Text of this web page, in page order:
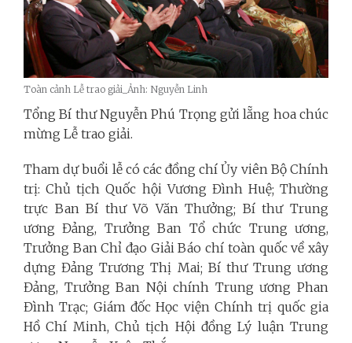
Toàn cảnh Lễ trao giải_Ảnh: Nguyễn Linh
Tổng Bí thư Nguyễn Phú Trọng gửi lẵng hoa chúc
mừng Lễ trao giải.
Tham dự buổi lễ có các đồng chí Ủy viên Bộ Chính
trị: Chủ tịch Quốc hội Vương Đình Huệ; Thường
trực Ban Bí thư Võ Văn Thưởng; Bí thư Trung
ương Đảng, Trưởng Ban Tổ chức Trung ương,
Trưởng Ban Chỉ đạo Giải Báo chí toàn quốc về xây
dựng Đảng Trương Thị Mai; Bí thư Trung ương
Đảng, Trưởng Ban Nội chính Trung ương Phan
Đình Trạc; Giám đốc Học viện Chính trị quốc gia
Hồ Chí Minh, Chủ tịch Hội đồng Lý luận Trung